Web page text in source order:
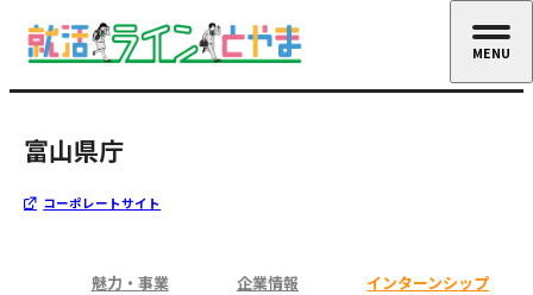
富山県庁
コーポレートサイト
魅力・事業 企業情報 インターンシップ
MENU